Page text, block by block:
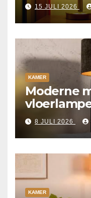
15 JULI 2026
KAMER
Moderne
8 JULI 2026
KAMER